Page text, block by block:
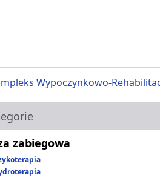
Wypoczynkowo-
zabiegowa